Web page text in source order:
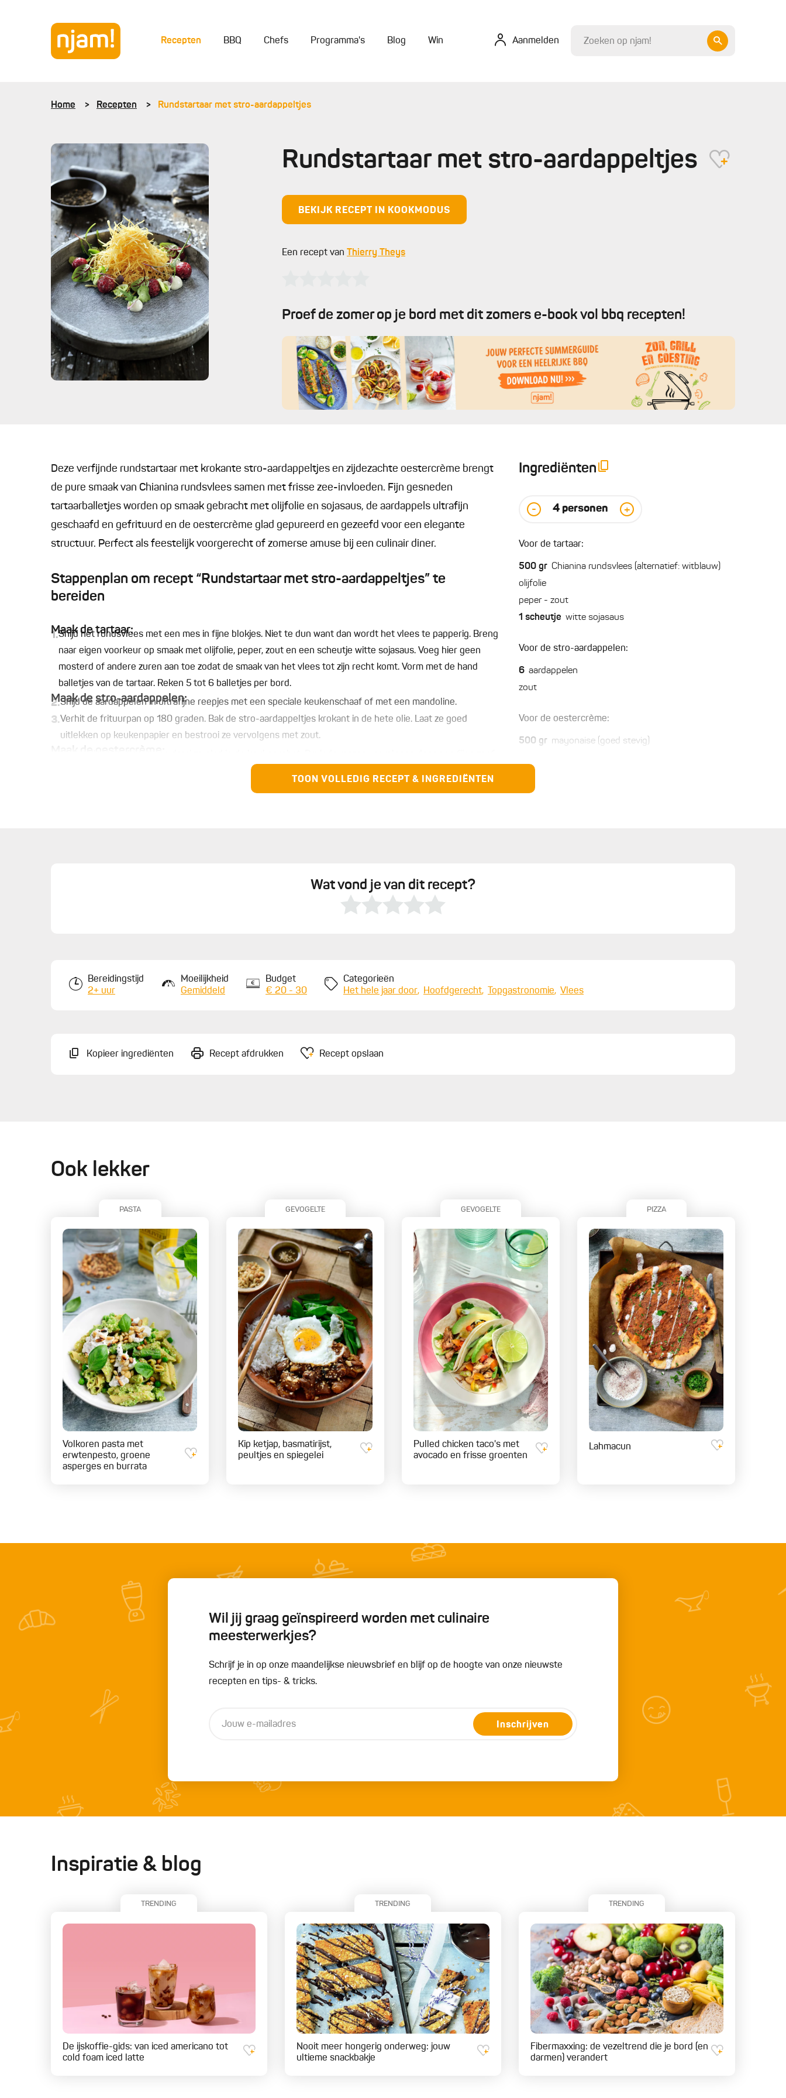
Recepten BBQ Chefs Programma's Blog Win Aanmelden
Home Recepten Rundstartaar met stro-aardappeltjes
Rundstartaar met stro-aardappeltjes
BEKIJK RECEPT IN KOOKMODUS
Een recept van Thierry Theys
Proef de zomer op je bord met dit zomers e-book vol bbq recepten!
Ingrediënten
- 4 personen +
Voor de tartaar:
500 gr Chianina rundsvlees (alternatief: witblauw)
olijfolie
peper - zout
1 scheutje witte sojasaus
Voor de stro-aardappelen:
6 aardappelen
zout
Voor de oestercrème:
500 gr mayonaise (goed stevig)
1 el
Deze verfijnde rundstartaar met krokante stro-aardappeltjes en zijdezachte oestercrème brengt
de pure smaak van Chianina rundsvlees samen met frisse zee-invloeden. Fijn gesneden
tartaarballetjes worden op smaak gebracht met olijfolie en sojasaus, de aardappels ultrafijn
geschaafd en gefrituurd en de oestercrème glad gepureerd en gezeefd voor een elegante
structuur. Perfect als feestelijk voorgerecht of zomerse amuse bij een culinair diner.
Stappenplan om recept “Rundstartaar met stro-aardappeltjes” te
bereiden
Maak de tartaar:
1.Snijd het rundsvlees met een mes in fijne blokjes. Niet te dun want dan wordt het vlees te papperig. Breng
naar eigen voorkeur op smaak met olijfolie, peper, zout en een scheutje witte sojasaus. Voeg hier geen
mosterd of andere zuren aan toe zodat de smaak van het vlees tot zijn recht komt. Vorm met de hand
balletjes van de tartaar. Reken 5 tot 6 balletjes per bord.
Maak de stro-aardappelen:
2.Snijd de aardappelen in ultrafijne reepjes met een speciale keukenschaaf of met een mandoline.
3.Verhit de frituurpan op 180 graden. Bak de stro-aardappeltjes krokant in de hete olie. Laat ze goed
uitlekken op keukenpapier en bestrooi ze vervolgens met zout.
Laat de crème minstens 2 uur opstijven in de koelkast.
Serveer de tartaarballetjes met de stro-frietjes en de oestercrème. Werk het gerecht af met enkele
TOON VOLLEDIG RECEPT & INGREDIËNTEN
Wat vond je van dit recept?
Bereidingstijd
2+ uur
Moeilijkheid
Gemiddeld
Budget
€ 20 - 30
Categorieën
Het hele jaar door
Hoofdgerecht Topgastronomie Vlees
Kopieer ingrediënten Recept afdrukken Recept opslaan
Ook lekker
PASTA
Volkoren pasta met
erwtenpesto, groene
asperges en burrata
GEVOGELTE
Kip ketjap, basmatirijst,
peultjes en spiegelei
GEVOGELTE
Pulled chicken taco's met
avocado en frisse groenten
PIZZA
Lahmacun
Wil jij graag geïnspireerd worden met culinaire
meesterwerkjes?
Schrijf je in op onze maandelijkse nieuwsbrief en blijf op de hoogte van onze nieuwste
recepten en tips- & tricks.
Inschrijven
Inspiratie & blog
TRENDING
De ijskoffie-gids: van iced americano tot
cold foam iced latte
TRENDING
Nooit meer hongerig onderweg: jouw
ultieme snackbakje
TRENDING
Fibermaxxing: de vezeltrend die je bord (en
darmen) verandert